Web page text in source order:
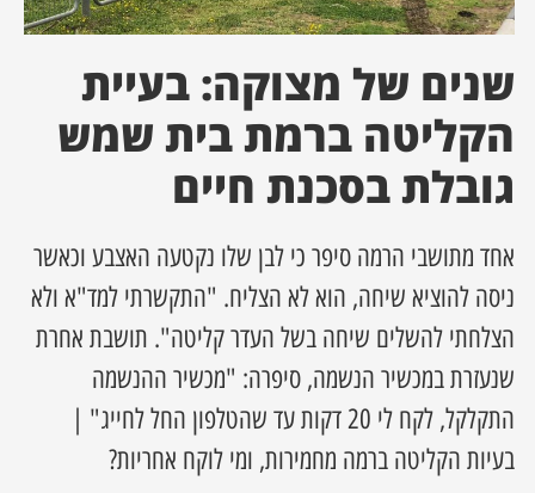
מקומית
עסקים
שנים של מצוקה: בעיית
הקליטה ברמת בית שמש
גובלת בסכנת חיים
אחד מתושבי הרמה סיפר כי לבן שלו נקטעה האצבע וכאשר
ניסה להוציא שיחה, הוא לא הצליח. "התקשרתי למד"א ולא
הצלחתי להשלים שיחה בשל העדר קליטה". תושבת אחרת
שנעזרת במכשיר הנשמה, סיפרה: "מכשיר ההנשמה
התקלקל, לקח לי 20 דקות עד שהטלפון החל לחייג" |
בעיות הקליטה ברמה מחמירות, ומי לוקח אחריות?